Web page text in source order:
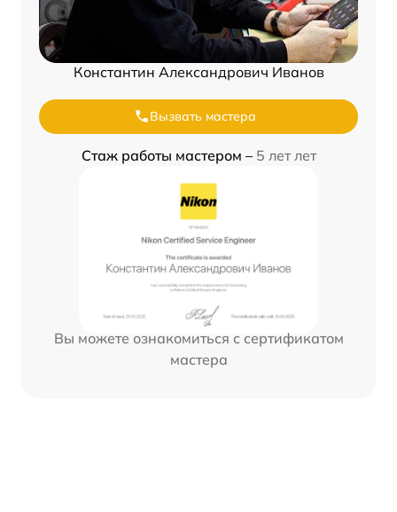
Константин Александрович Иванов
Вызвать мастера
Стаж работы мастером – 5 лет лет
Вы можете ознакомиться с сертификатом
мастера